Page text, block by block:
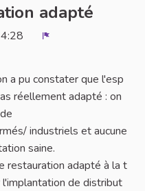
adapté
a pu constater que l'esp
réellement adapté : on
industriels et aucune
saine.
restauration adapté à la t
de distribut